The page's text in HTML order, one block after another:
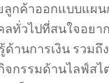
กค้าออกแบบแผน
ทั่วไปที่สนใจอยา
านการเงิน รวมถึ
กรรมด้านไลฟ์สไ